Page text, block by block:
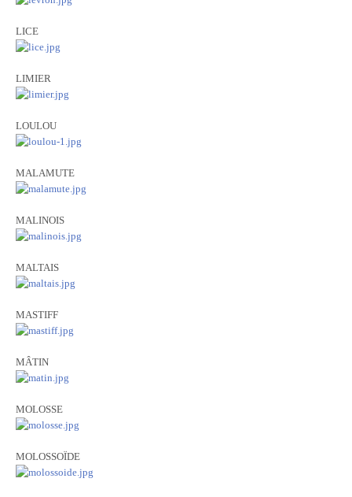
LICE
LIMIER
LOULOU
MALAMUTE
MALINOIS
MALTAIS
MASTIFF
MÂTIN
MOLOSSE
MOLOSSOÏDE